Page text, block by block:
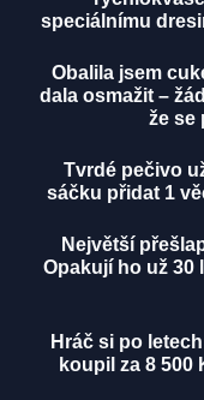
speciálnímu
Obalila jsem
dala osmažit –
že se
Tvrdé pečivo
sáčku přidat 1
Největší
Opakují ho už 30
Hráč si po
koupil za 8 500